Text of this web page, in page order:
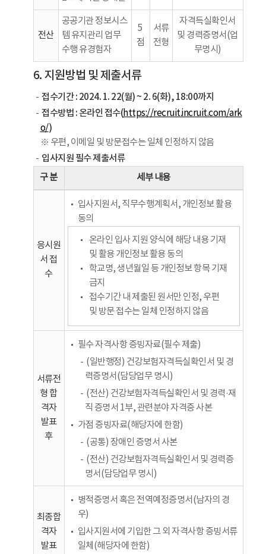
전산
공공기관 정보시스
템 유지관리 업무
수행 유경험자
5
점
서류
전형
자격득실확인서
및 경력증명서(업
무명시)
6. 지원방법 및 제출서류
접수기간 : 2024. 1. 22(월) ~ 2. 6(화), 18:00까지
접수방법 : 온라인 접수(https://recruit.incruit.com/ark
o/)
※ 우편, 이메일 및 방문접수는 일체 인정하지 않음
입사지원 필수 제출서류
구 분 세부 내용
응시원
서 접
수
입사지원서, 직무수행계획서, 개인정보 활용
동의
온라인 입사 지원 양식에 해당 내용 기재
및 활용 개인정보 활용 동의
학교명, 생년월일 등 개인정보 항목 기재
금지
접수기간 내 제출된 원서만 인정, 우편
및 방문 접수는 일체 인정하지 않음
서류전
형 합
격자
발표
후
필수 자격사항 증빙자료(필수 제출)
(일반행정) 건강보험자격득실확인서 및 경
력증명서(담당업무 명시)
(전산) 건강보험자격득실확인서 및 경력·재
직 증명서 1부, 관련분야 자격증 사본
가점 증빙자료(해당자에 한함)
(공통) 장애인 증명서 사본
(전산) 건강보험자격득실확인서 및 경력증
명서(담당업무 명시)
최종합
격자
발표
병적증명서 혹은 전역예정증명서(남자의 경
우)
입사지원서에 기입한 그 외 자격사항 증빙서류
일체(해당자에 한함)